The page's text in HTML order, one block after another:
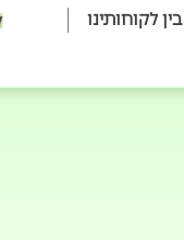
בין לקוחותינו